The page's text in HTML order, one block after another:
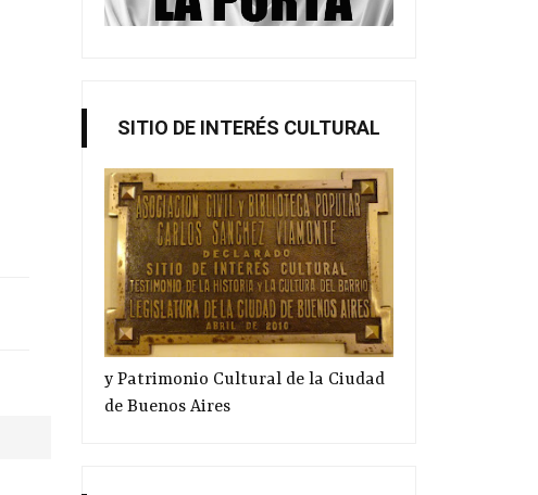
SITIO DE INTERÉS CULTURAL
y Patrimonio Cultural de la Ciudad
de Buenos Aires